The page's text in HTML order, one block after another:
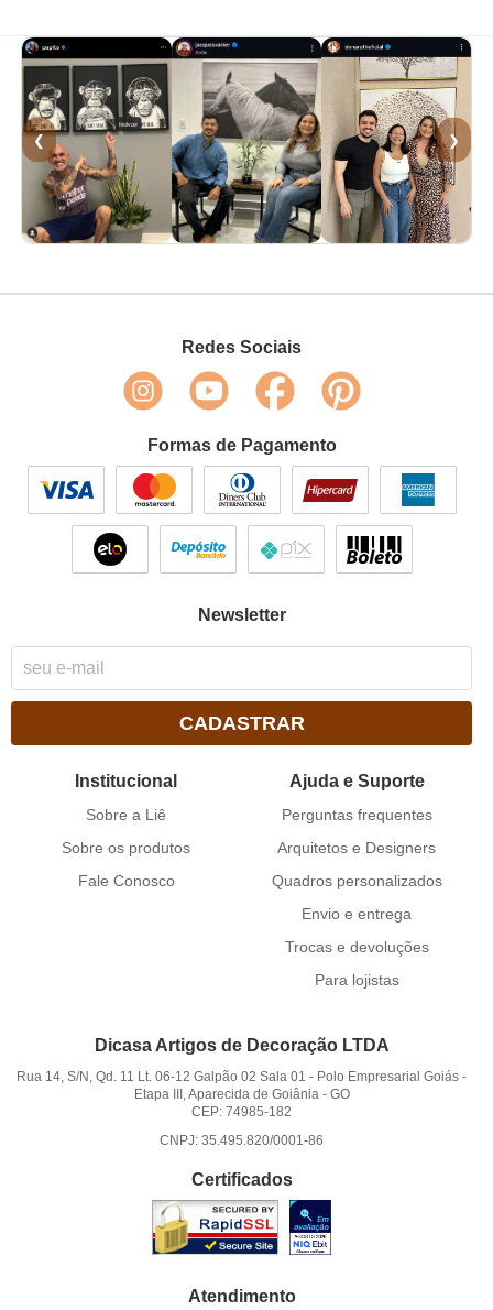
❮ ❯
Redes Sociais
Formas de Pagamento
Newsletter
CADASTRAR
Institucional
Sobre a Liê
Sobre os produtos
Fale Conosco
Ajuda e Suporte
Perguntas frequentes
Arquitetos e Designers
Quadros personalizados
Envio e entrega
Trocas e devoluções
Para lojistas
Dicasa Artigos de Decoração LTDA
Rua 14, S/N, Qd. 11 Lt. 06-12 Galpão 02 Sala 01 - Polo Empresarial Goiás -
Etapa III, Aparecida de Goiânia- GO
CEP: 74985-182
CNPJ: 35.495.820/0001-86
Certificados
Atendimento